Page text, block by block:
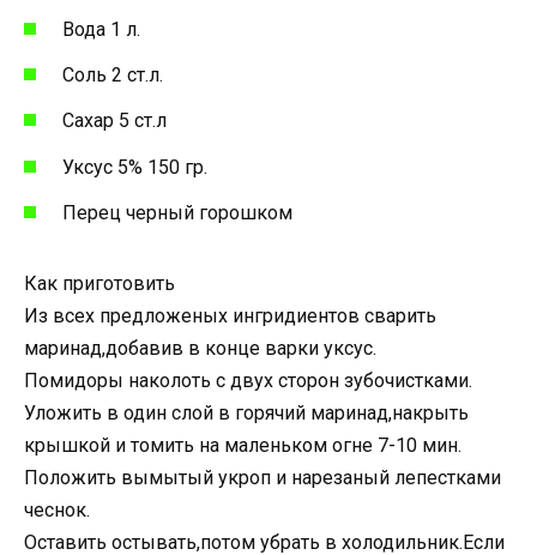
Вода 1 л.
Соль 2 ст.л.
Сахар 5 ст.л
Уксус 5% 150 гр.
Перец черный горошком
Как приготовить
Из всех предложеных ингридиентов сварить
маринад,добавив в конце варки уксус.
Помидоры наколоть с двух сторон зубочистками.
Уложить в один слой в горячий маринад,накрыть
крышкой и томить на маленьком огне 7-10 мин.
Положить вымытый укроп и нарезаный лепестками
чеснок.
Оставить остывать,потом убрать в холодильник.Если